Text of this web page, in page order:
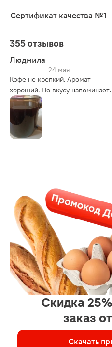
Сертификат качества №1
355 отзывов
Людмила
24 мая
Кофе не крепкий. Аромат
хороший. По вкусу напоминает
шоколад с ликером. На
любителя. Мне понравился.
Скидка
заказ
Скачать